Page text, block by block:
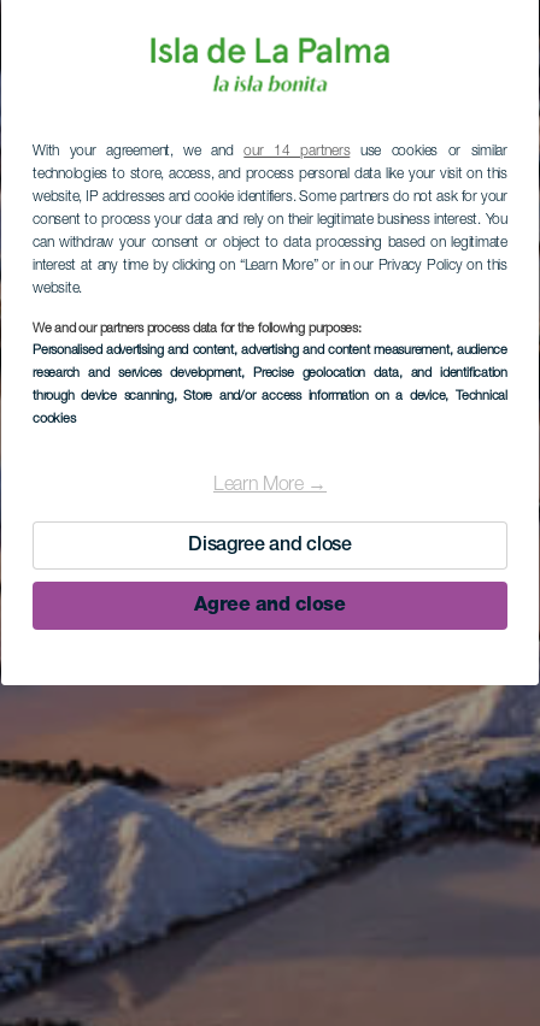
With your agreement, we andour 14 partnersuse cookies or similar
technologies to store, access, and process personal data like your visit on this
website, IP addresses and cookie identifiers. Some partners do not ask for your
consent to process your data and rely on their legitimate business interest. You
can withdraw your consent or object to data processing based on legitimate
interest at any time by clicking on “Learn More” or in our Privacy Policy on this
website.
We and our partners process data for the following purposes:
Personalised advertising and content, advertising and content measurement, audience
research and services development, Precise geolocation data, and identification
through device scanning, Store and/or access information on a device, Technical
cookies
Learn More →
Disagree and close
Agree and close